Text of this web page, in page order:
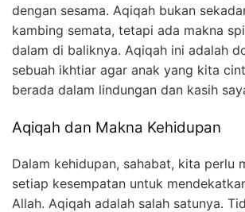
dengan sesama. Aqiqah bukan
kambing semata, tetapi ada makna
dalam di baliknya. Aqiqah ini adalah
sebuah ikhtiar agar anak yang kita
berada dalam lindungan dan kasih
Aqiqah dan Makna Kehidupan
Dalam kehidupan, sahabat, kita perlu
setiap kesempatan untuk
Allah. Aqiqah adalah salah satunya.